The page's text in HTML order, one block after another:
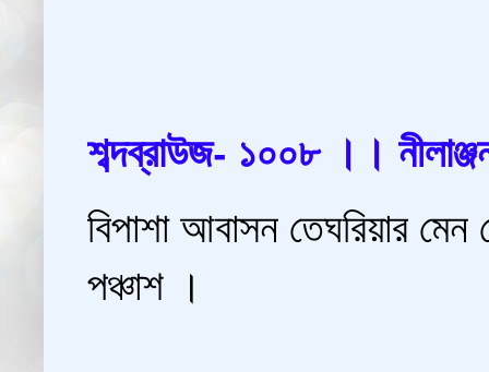
শব্দব্রাউজ- ১০০৮ ।।
বিপাশা আবাসন তেঘরিয়ার
পঞ্চাশ ।